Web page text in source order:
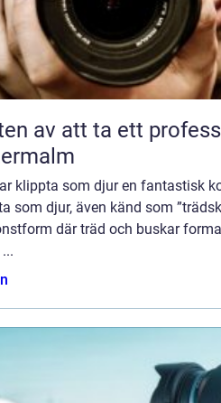
av att ta ett
klippta som djur en fantastisk
som djur, även känd som
där träd och buskar